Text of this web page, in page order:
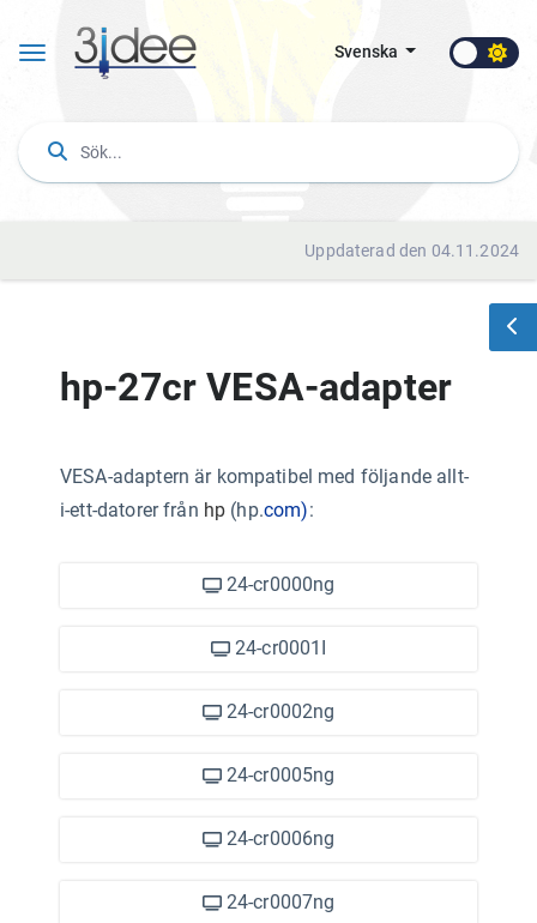
Svenska
Uppdaterad den 04.11.2024
hp-27cr VESA-adapter
VESA-adaptern är kompatibel med följande allt-
i-ett-datorer från hp (hp.com):
24-cr0000ng
24-cr0001I
24-cr0002ng
24-cr0005ng
24-cr0006ng
24-cr0007ng